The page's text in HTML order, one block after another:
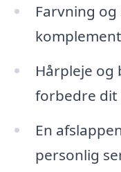
Farvning
Hårpleje og
forbedre dit
En
personlig